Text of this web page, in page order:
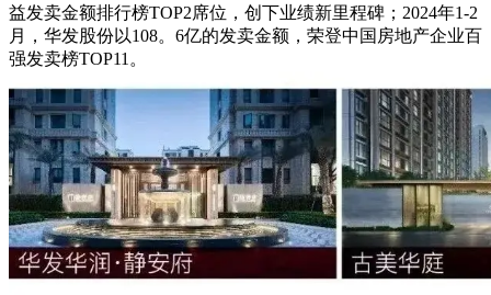
益发卖金额排行榜TOP2席位，创下业绩新里程碑；2024年1-2
月，华发股份以108。6亿的发卖金额，荣登中国房地产企业百
强发卖榜TOP11。